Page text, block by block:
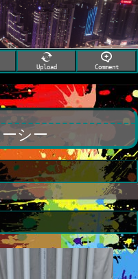
Upload Comment
シー